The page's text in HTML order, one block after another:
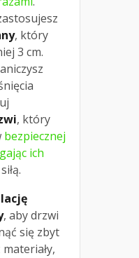
, który
3 cm.
, który
bezpiecznej
ich
, aby drzwi
się zbyt